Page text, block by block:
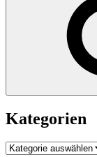
Kategorien
Kategorien